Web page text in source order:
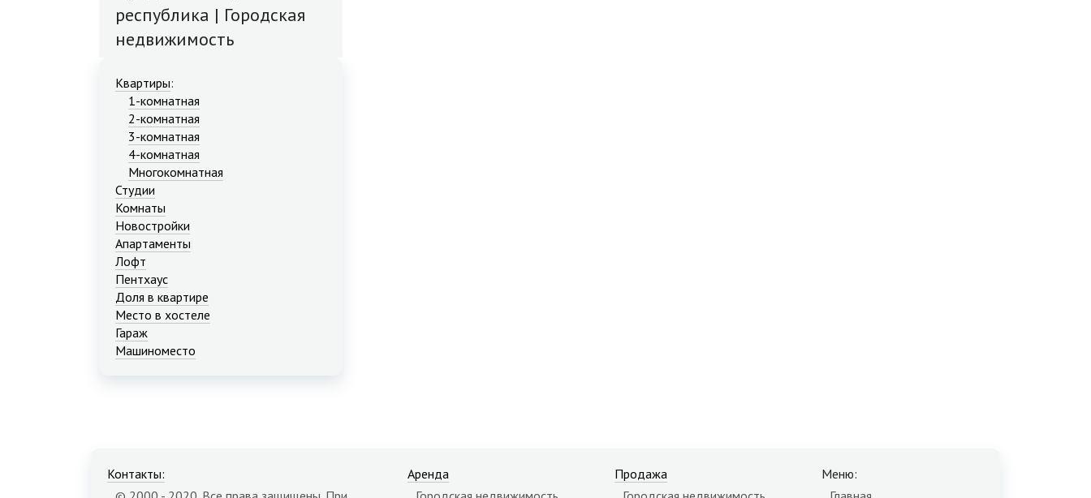
республика | Городская
недвижимость
Квартиры:
1-комнатная
2-комнатная
3-комнатная
4-комнатная
Многокомнатная
Студии
Комнаты
Новостройки
Апартаменты
Лофт
Пентхаус
Доля в квартире
Место в хостеле
Гараж
Машиноместо
Контакты:
Аренда
Продажа
Меню: